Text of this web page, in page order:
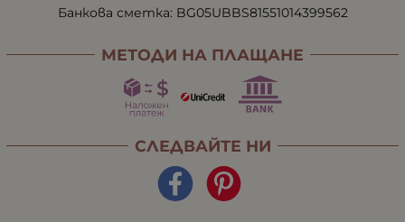
Банкова сметка: BG05UBBS81551014399562
МЕТОДИ НА ПЛАЩАНЕ
СЛЕДВАЙТЕ НИ